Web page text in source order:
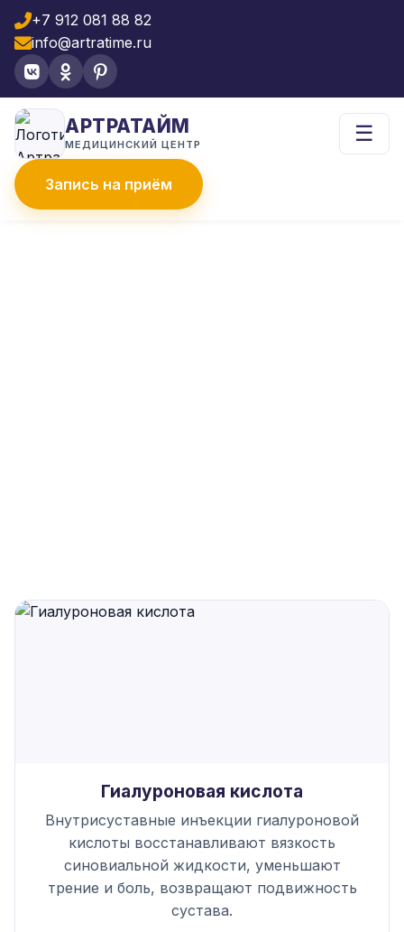
+7 912 081 88 82
info@artratime.ru
АРТРАТАЙМ
МЕДИЦИНСКИЙ ЦЕНТР
Запись на приём
☰
Гиалуроновая кислота
Внутрисуставные инъекции гиалуроновой
кислоты восстанавливают вязкость
синовиальной жидкости, уменьшают
трение и боль, возвращают подвижность
сустава.